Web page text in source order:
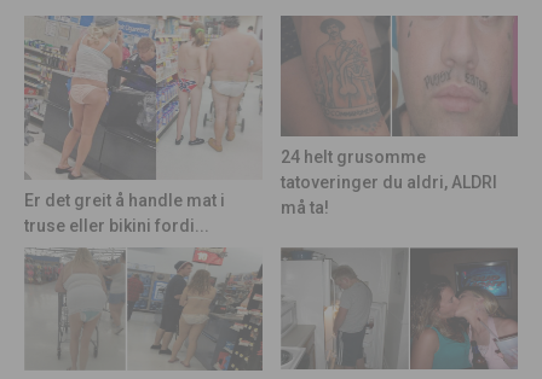
Er det greit å handle mat i
truse eller bikini fordi...
24 helt grusomme
tatoveringer du aldri, ALDRI
må ta!